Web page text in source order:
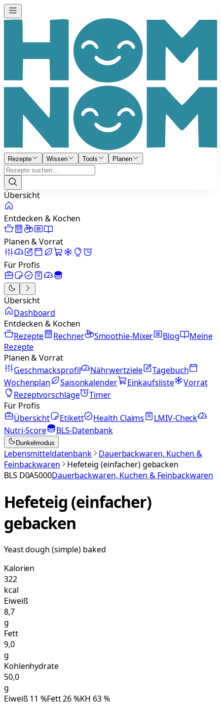
Rezepte Wissen Tools Planen
Übersicht
Entdecken & Kochen
Planen & Vorrat
Für Profis
Übersicht
Dashboard
Entdecken & Kochen
Rezepte
Rechner Smoothie-Mixer Blog
Meine
Rezepte
Planen & Vorrat
Geschmacksprofil
Nährwertziele
Tagebuch
Wochenplan
Saisonkalender Einkaufsliste
Vorrat
Rezeptvorschläge
Timer
Für Profis
Übersicht
Etikett Health Claims
LMIV-Check
Nutri-Score
BLS-Datenbank
Dunkelmodus
Lebensmitteldatenbank
Dauerbackwaren, Kuchen &
Feinbackwaren
Hefeteig (einfacher) gebacken
BLS D0A5000Dauerbackwaren, Kuchen & Feinbackwaren
Hefeteig (einfacher)
gebacken
Yeast dough (simple) baked
Kalorien
322
kcal
Eiweiß
8,7
g
Fett
9,0
g
Kohlenhydrate
50,0
g
Eiweiß11 %Fett26%KH 63%